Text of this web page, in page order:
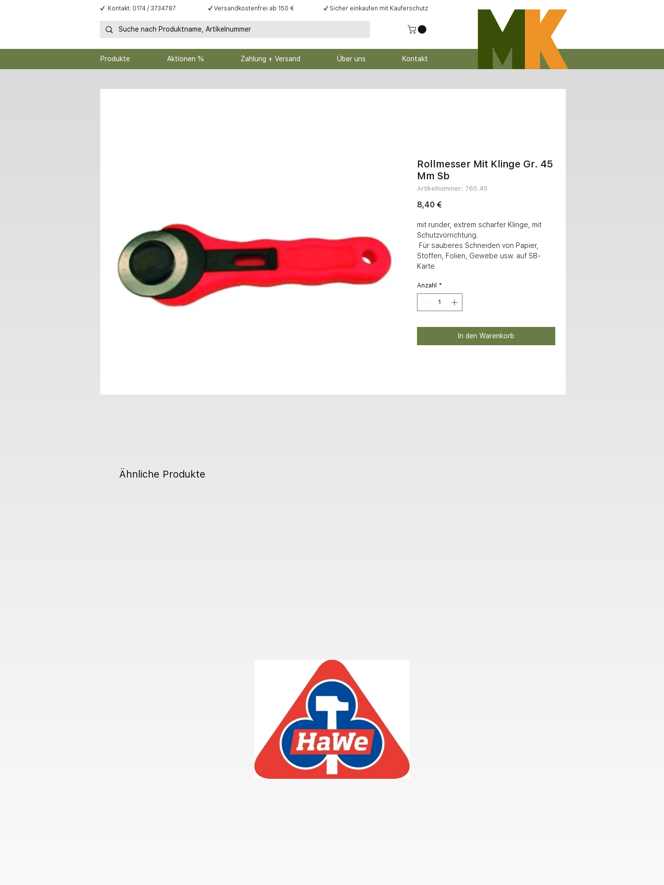
Produkte Aktionen % Zahlung + Versand Über uns Kontakt
✓ Kontakt: 0174 / 3734787 ✓ Versandkostenfrei ab 150 € ✓ Sicher einkaufen mit Käuferschutz
Ähnliche Produkte
Rollmesser Mit Klinge Gr. 45
Mm Sb
Artikelnummer: 765.45
8,40 €Preis
mit runder, extrem scharfer Klinge, mit
Schutzvorrichtung.
Stoffen, Folien, Gewebe usw. auf SB-
Karte
Anzahl *
In den Warenkorb